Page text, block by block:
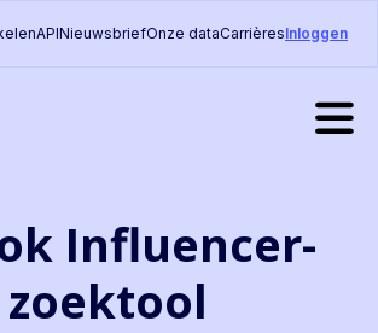
APINieuwsbriefOnze dataCarrièresInloggen
Influencer-
zoektool